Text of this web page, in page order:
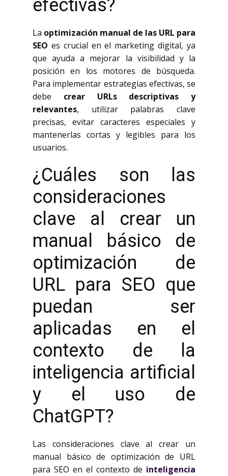
efectivas?
La optimización manual de las URL para
SEO es crucial en el marketing digital, ya
que ayuda a mejorar la visibilidad y la
posición en los motores de búsqueda.
Para implementar estrategias efectivas, se
debe crear URLs descriptivas y
relevantes, utilizar palabras clave
precisas, evitar caracteres especiales y
mantenerlas cortas y legibles para los
usuarios.
¿Cuáles son las
consideraciones
clave al crear un
manual básico de
optimización de
URL para SEO que
puedan ser
aplicadas en el
contexto de la
inteligencia artificial
y el uso de
ChatGPT?
Las consideraciones clave al crear un
manual básico de optimización de URL
para SEO en el contexto de inteligencia